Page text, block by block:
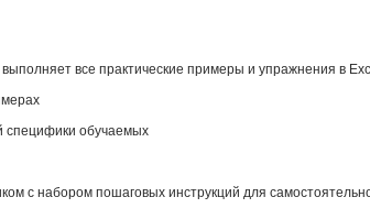
все практические примеры и упражнения в
специфики обучаемых
с набором пошаговых инструкций для